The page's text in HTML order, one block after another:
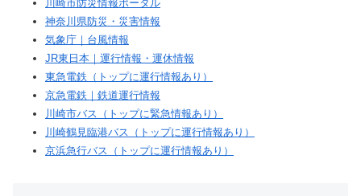
川崎市防災情報ポータル
神奈川県防災・災害情報
気象庁｜台風情報
JR東日本｜運行情報・運休情報
東急電鉄（トップに運行情報あり）
京急電鉄｜鉄道運行情報
川崎市バス（トップに緊急情報あり）
川崎鶴見臨港バス（トップに運行情報あり）
京浜急行バス（トップに運行情報あり）